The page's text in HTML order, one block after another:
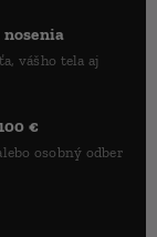
vášho tela aj
€
osobný odber